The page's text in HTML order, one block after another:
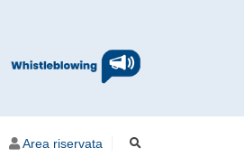
Area riservata